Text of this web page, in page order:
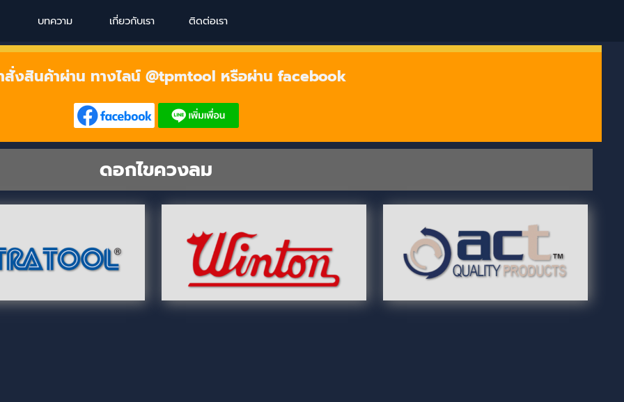
บทความ เกี่ยวกับเรา ติดต่อเรา
งสินค้าผ่าน ทางไลน์ @tpmtool หรือผ่าน facebook
ดอกไขควงลม